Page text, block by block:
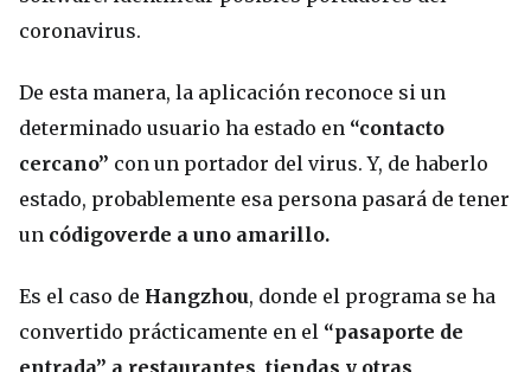
coronavirus.
De esta manera, la aplicación reconoce si un
determinado usuario ha estado en “contacto
cercano” con un portador del virus. Y, de haberlo
estado, probablemente esa persona pasará de tener
un códigoverde a uno amarillo.
Es el caso de Hangzhou, donde el programa se ha
convertido prácticamente en el “pasaporte de